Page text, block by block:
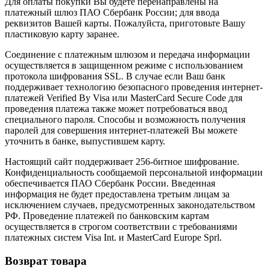
платежный шлюз ПАО Сбербанк России; для ввода
реквизитов Вашей карты. Пожалуйста, приготовьте Вашу
пластиковую карту заранее.
Соединение с платежным шлюзом и передача информации
осуществляется в защищенном режиме с использованием
протокола шифрования SSL. В случае если Ваш банк
поддерживает технологию безопасного проведения интернет-
платежей Verified By Visa или MasterCard Secure Code для
проведения платежа также может потребоваться ввод
специального пароля. Способы и возможность получения
паролей для совершения интернет-платежей Вы можете
уточнить в банке, выпустившем карту.
Настоящий сайт поддерживает 256-битное шифрование.
Конфиденциальность сообщаемой персональной информации
обеспечивается ПАО Сбербанк России. Введенная
информация не будет предоставлена третьим лицам за
исключением случаев, предусмотренных законодательством
РФ. Проведение платежей по банковским картам
осуществляется в строгом соответствии с требованиями
платежных систем Visa Int. и MasterCard Europe Sprl.
Возврат товара